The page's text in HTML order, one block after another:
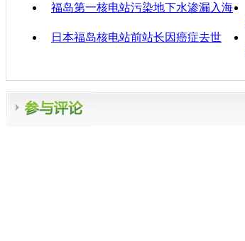
福岛第一核电站污染地下水渗漏入海
日本福岛核电站前站长因癌症去世